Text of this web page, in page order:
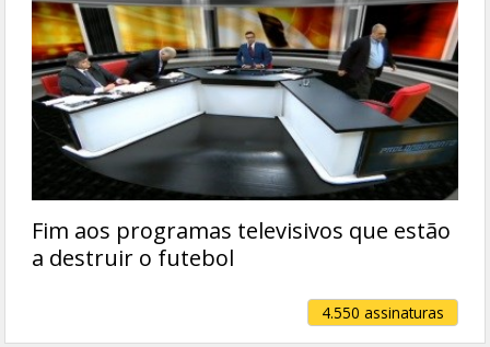
Fim aos programas televisivos que estão
a destruir o futebol
4.550 assinaturas